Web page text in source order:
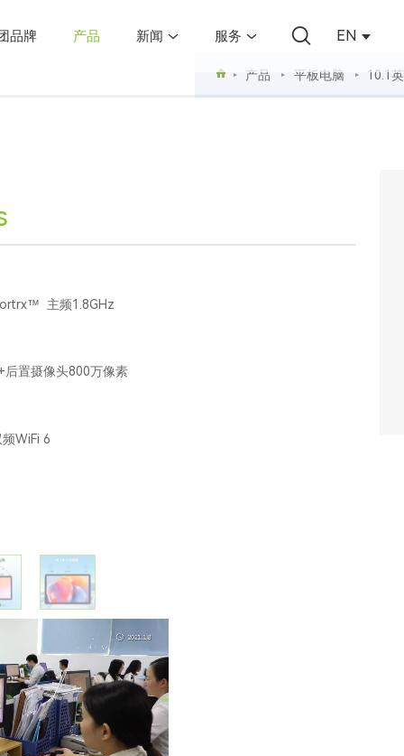
EN
品牌 产品 新闻 服务
产品 平板电脑 10.1
主频1.8GHz
置摄像头800万像素
WiFi 6